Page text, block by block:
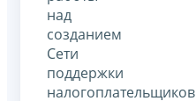
над
созданием
Сети
поддержки
налогоплательщиков